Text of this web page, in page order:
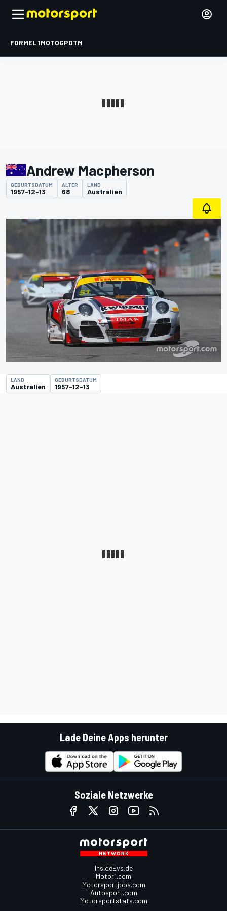
FORMEL 1MOTOGPDTM
Andrew Macpherson
GEBURTSDATUM
1957-12-13
ALTER
68
LAND
Australien
LAND
Australien
GEBURTSDATUM
1957-12-13
Lade Deine Apps herunter
Soziale Netzwerke
InsideEvs.de
Motor1.com
Motorsportjobs.com
Autosport.com
Motorsportstats.com